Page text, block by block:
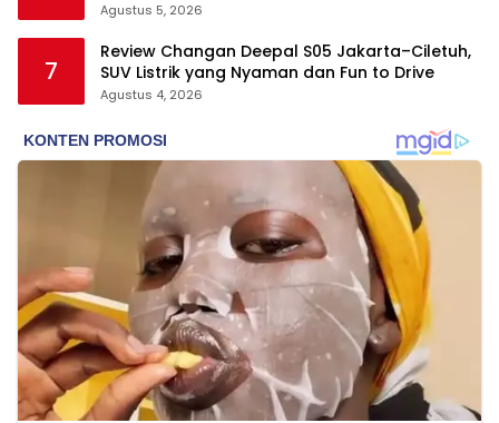
Budaya
Agustus 5, 2026
7
Review Changan Deepal S05 Jakarta–Ciletuh,
SUV Listrik yang Nyaman dan Fun to Drive
Agustus 4, 2026